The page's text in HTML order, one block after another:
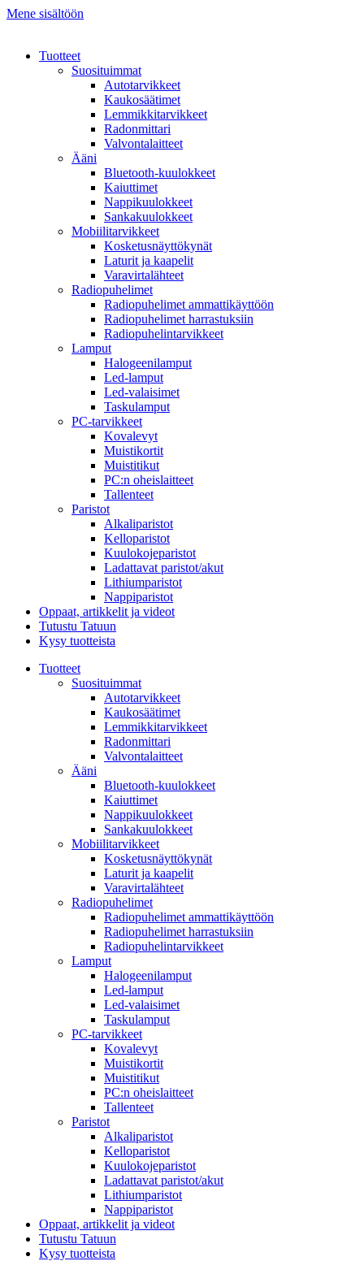
Mene sisältöön
Tuotteet
Suosituimmat
Autotarvikkeet
Kaukosäätimet
Lemmikkitarvikkeet
Radonmittari
Valvontalaitteet
Ääni
Bluetooth-kuulokkeet
Kaiuttimet
Nappikuulokkeet
Sankakuulokkeet
Mobiilitarvikkeet
Kosketusnäyttökynät
Laturit ja kaapelit
Varavirtalähteet
Radiopuhelimet
Radiopuhelimet ammattikäyttöön
Radiopuhelimet harrastuksiin
Radiopuhelintarvikkeet
Lamput
Halogeenilamput
Led-lamput
Led-valaisimet
Taskulamput
PC-tarvikkeet
Kovalevyt
Muistikortit
Muistitikut
PC:n oheislaitteet
Tallenteet
Paristot
Alkaliparistot
Kelloparistot
Kuulokojeparistot
Ladattavat paristot/akut
Lithiumparistot
Nappiparistot
Oppaat, artikkelit ja videot
Tutustu Tatuun
Kysy tuotteista
Tuotteet
Suosituimmat
Autotarvikkeet
Kaukosäätimet
Lemmikkitarvikkeet
Radonmittari
Valvontalaitteet
Ääni
Bluetooth-kuulokkeet
Kaiuttimet
Nappikuulokkeet
Sankakuulokkeet
Mobiilitarvikkeet
Kosketusnäyttökynät
Laturit ja kaapelit
Varavirtalähteet
Radiopuhelimet
Radiopuhelimet ammattikäyttöön
Radiopuhelimet harrastuksiin
Radiopuhelintarvikkeet
Lamput
Halogeenilamput
Led-lamput
Led-valaisimet
Taskulamput
PC-tarvikkeet
Kovalevyt
Muistikortit
Muistitikut
PC:n oheislaitteet
Tallenteet
Paristot
Alkaliparistot
Kelloparistot
Kuulokojeparistot
Ladattavat paristot/akut
Lithiumparistot
Nappiparistot
Oppaat, artikkelit ja videot
Tutustu Tatuun
Kysy tuotteista